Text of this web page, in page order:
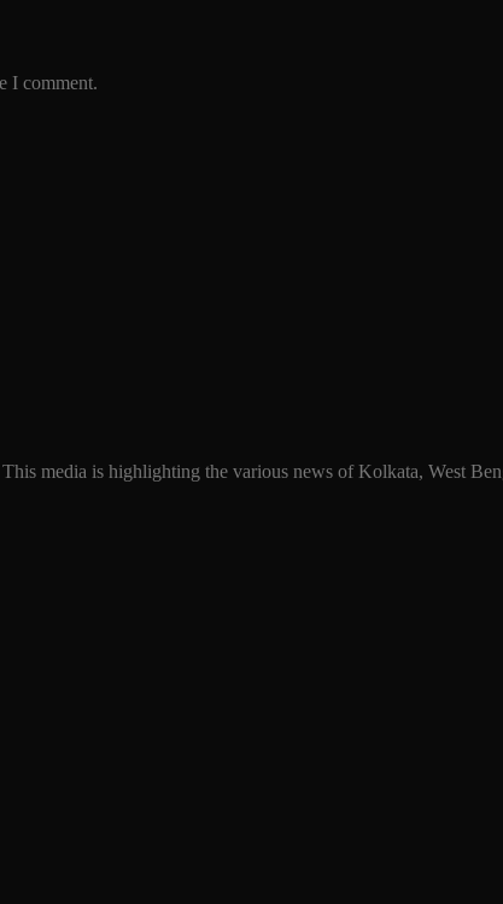
I comment.
media is highlighting the various news of Kolkata, West